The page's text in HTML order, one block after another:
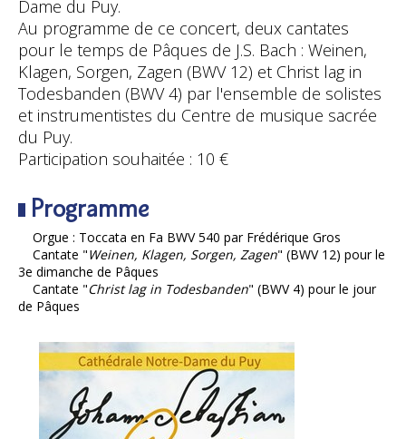
Dame du Puy.
Au programme de ce concert, deux cantates
pour le temps de Pâques de J.S. Bach : Weinen,
Klagen, Sorgen, Zagen (BWV 12) et Christ lag in
Todesbanden (BWV 4) par l'ensemble de solistes
et instrumentistes du Centre de musique sacrée
du Puy.
Participation souhaitée : 10 €
Programme
Orgue : Toccata en Fa BWV 540 par Frédérique Gros
Cantate "Weinen, Klagen, Sorgen, Zagen" (BWV 12) pour le
3e dimanche de Pâques
Cantate "Christ lag in Todesbanden" (BWV 4) pour le jour
de Pâques